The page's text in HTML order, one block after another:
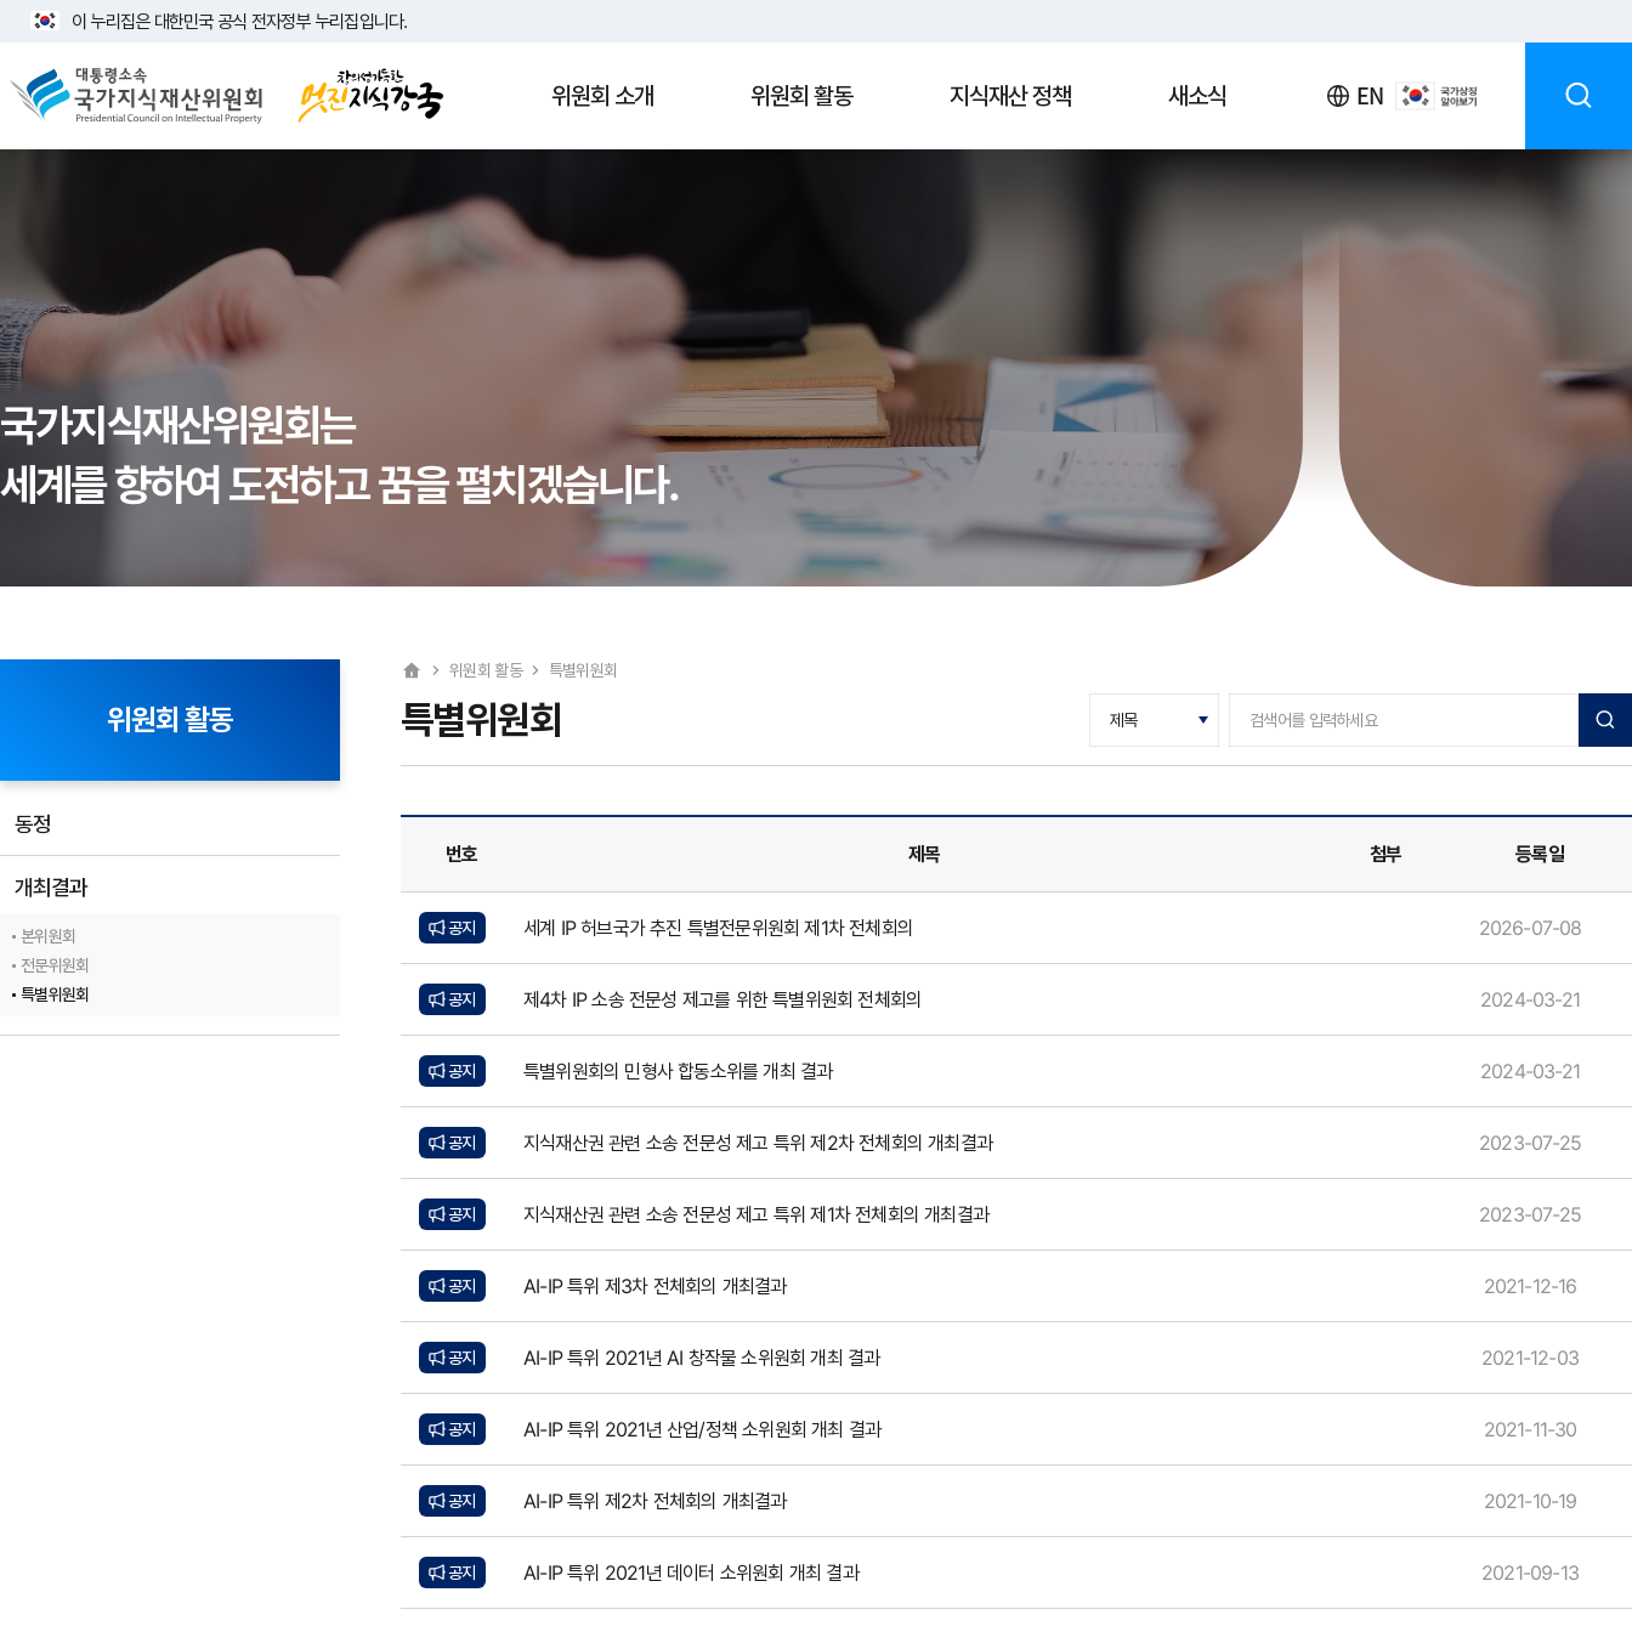
이 누리집은 대한민국 공식 전자정부 누리집입니다.
위원회 소개 위원회 활동 지식재산 정책 새소식 EN
Search
국가지식재산위원회는
세계를 향하여 도전하고 꿈을 펼치겠습니다.
위원회 활동
동정
개최결과
본위원회
전문위원회
특별위원회
위원회 활동 특별위원회
특별위원회
번호 제목 첨부 등록일
공지 세계 IP 허브국가 추진 특별전문위원회 제1차 전체회의 2026-07-08
공지 제4차 IP 소송 전문성 제고를 위한 특별위원회 전체회의 2024-03-21
공지 특별위원회의 민형사 합동소위를 개최 결과 2024-03-21
공지 지식재산권 관련 소송 전문성 제고 특위 제2차 전체회의 개최결과 2023-07-25
공지 지식재산권 관련 소송 전문성 제고 특위 제1차 전체회의 개최결과 2023-07-25
공지 AI-IP 특위 제3차 전체회의 개최결과 2021-12-16
공지 AI-IP 특위 2021년 AI 창작물 소위원회 개최 결과 2021-12-03
공지 AI-IP 특위 2021년 산업/정책 소위원회 개최 결과 2021-11-30
공지 AI-IP 특위 제2차 전체회의 개최결과 2021-10-19
공지 AI-IP 특위 2021년 데이터 소위원회 개최 결과 2021-09-13